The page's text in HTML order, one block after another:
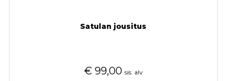
Satulan jousitus
€ 99,00 sis. alv